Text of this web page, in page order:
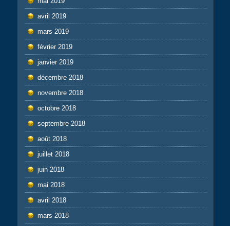
avril 2019
mars 2019
février 2019
janvier 2019
décembre 2018
novembre 2018
octobre 2018
septembre 2018
août 2018
juillet 2018
juin 2018
mai 2018
avril 2018
mars 2018